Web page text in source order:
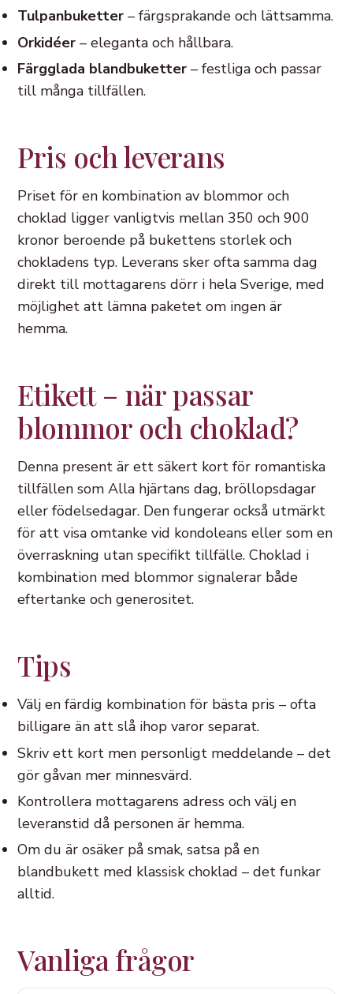
Tulpanbuketter – färgsprakande och lättsamma.
Orkidéer – eleganta och hållbara.
Färgglada blandbuketter – festliga och passar
till många tillfällen.
Pris och leverans
Priset för en kombination av blommor och
choklad ligger vanligtvis mellan 350 och 900
kronor beroende på bukettens storlek och
chokladens typ. Leverans sker ofta samma dag
direkt till mottagarens dörr i hela Sverige, med
möjlighet att lämna paketet om ingen är
hemma.
Etikett – när passar
blommor och choklad?
Denna present är ett säkert kort för romantiska
tillfällen som Alla hjärtans dag, bröllopsdagar
eller födelsedagar. Den fungerar också utmärkt
för att visa omtanke vid kondoleans eller som en
överraskning utan specifikt tillfälle. Choklad i
kombination med blommor signalerar både
eftertanke och generositet.
Tips
Välj en färdig kombination för bästa pris – ofta
billigare än att slå ihop varor separat.
Skriv ett kort men personligt meddelande – det
gör gåvan mer minnesvärd.
Kontrollera mottagarens adress och välj en
leveranstid då personen är hemma.
Om du är osäker på smak, satsa på en
blandbukett med klassisk choklad – det funkar
alltid.
Vanliga frågor